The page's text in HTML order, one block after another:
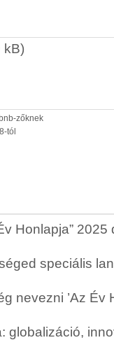
kB)
zőknek
tól
Honlapja”
speciális
nevezni ’Az Év
globalizáció,